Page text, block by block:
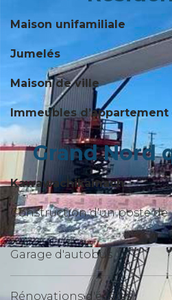
Maison unifamiliale
Jumelés
Maison de ville
Immeubles d’appartement
Grand Nord
Kawawachikamach
Construction d'un poste de
Garage d'autobus
Rénovations d'écoles